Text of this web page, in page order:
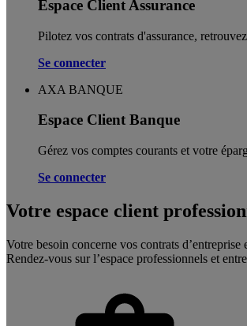
Espace Client Assurance
Pilotez vos contrats d'assurance,
Se connecter
AXA BANQUE
Espace Client Banque
Gérez vos comptes courants et votre
Se connecter
Votre espace client
Votre besoin concerne vos contrats
Rendez-vous sur l’espace professionnels et